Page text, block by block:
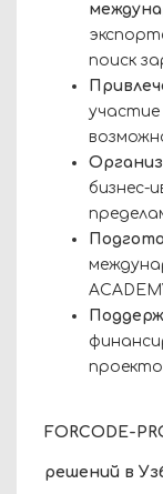
поиск
FORCODE-
решений в